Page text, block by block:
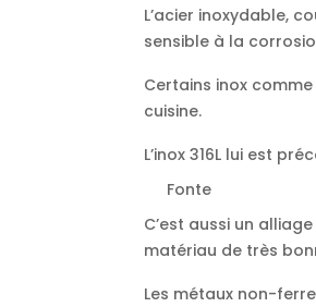
L’acier inoxydable,
sensible à la
Certains inox
cuisine.
L’inox 316L lui est
Fonte
C’est aussi un
matériau de très
Les métaux non-